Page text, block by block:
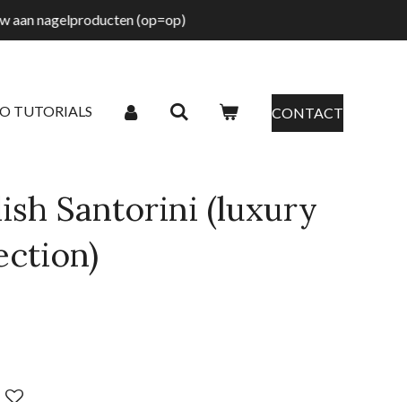
aan nagelproducten (op=op)
TUTORIALS CONTACT
Santorini (luxury